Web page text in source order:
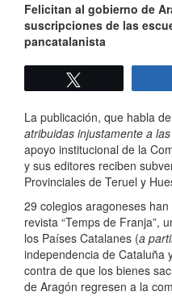
Felicitan al gobierno de
suscripciones de las
pancatalanista
La publicación, que habla
atribuidas injustamente a
apoyo institucional de la
y sus editores reciben
Provinciales de Teruel y
29 colegios aragoneses
revista “Temps de Franja”,
los Países Catalanes (a
independencia de Cataluña
contra de que los bienes
de Aragón regresen a la